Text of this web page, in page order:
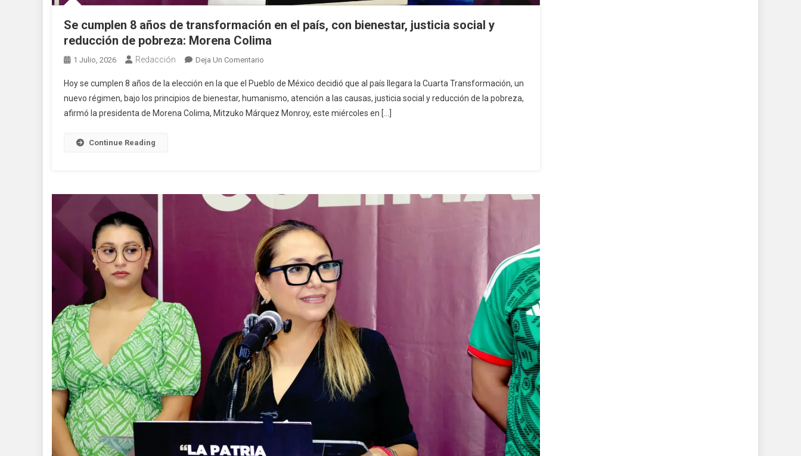
Se cumplen 8 años de transformación en el país, con bienestar, justicia social y
reducción de pobreza: Morena Colima
1 Julio, 2026 Redacción Deja Un Comentario
Cumplen
8
Años
Con
Bienestar,
Justicia
Social
Y
Reducción
De
Pobreza:
Morena
Colima
Hoy se cumplen 8 años de la elección en la que el Pueblo de México decidió que al país llegara la Cuarta Transformación, un
nuevo régimen, bajo los principios de bienestar, humanismo, atención a las causas, justicia social y reducción de la pobreza,
afirmó la presidenta de Morena Colima, Mitzuko Márquez Monroy, este miércoles en […]
Continue Reading